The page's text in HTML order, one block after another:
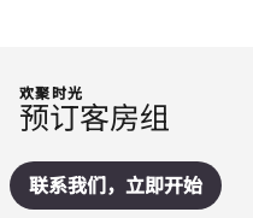
欢聚时光
预订客房组
联系我们，立即开始